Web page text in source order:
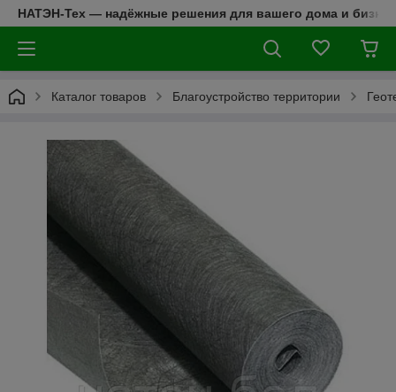
НАТЭН-Тех — надёжные решения для вашего дома и
Каталог товаров Благоустройство территории